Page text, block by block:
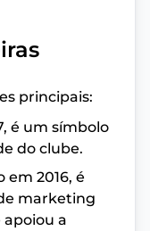
principais:
é um símbolo
do clube.
em 2016, é
marketing
a